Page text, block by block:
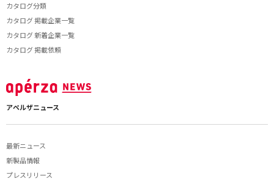
カタログ分類
カタログ 掲載企業一覧
カタログ 新着企業一覧
カタログ 掲載依頼
アペルザニュース
最新ニュース
新製品情報
プレスリリース